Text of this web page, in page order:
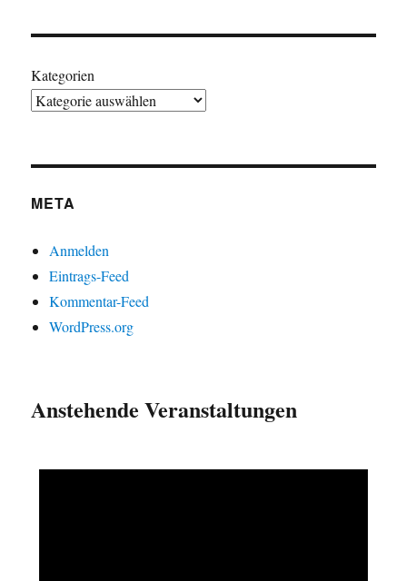
Kategorien
META
Anmelden
Eintrags-Feed
Kommentar-Feed
WordPress.org
Anstehende Veranstaltungen